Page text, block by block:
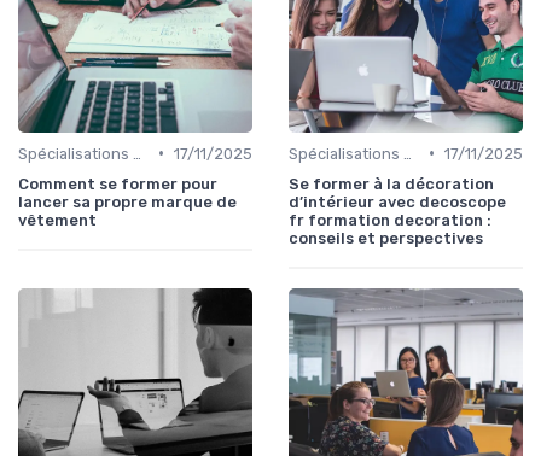
• 17/11/2025
Comment se former pour
lancer sa propre marque de
vêtement
• 17/11/2025
Se former à la décoration
d’intérieur avec decoscope
fr formation decoration :
conseils et perspectives